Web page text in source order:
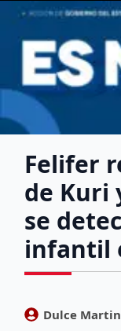
Felifer
de Kuri
se
infantil
Dulce